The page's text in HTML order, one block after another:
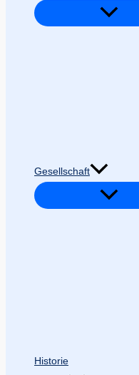
Gesellschaft
Historie